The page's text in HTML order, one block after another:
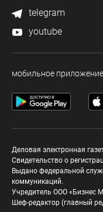
telegram
youtube
мобильное приложение
Деловая электронная
Свидетельство о
Выдано федеральной
коммуникаций.
Учредитель ООО «Бизнес
Шеф-редактор (главный